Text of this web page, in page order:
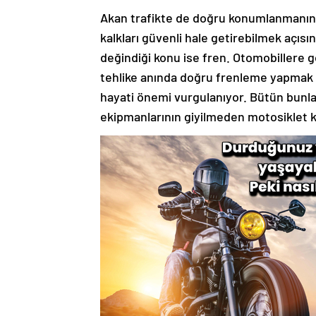
Akan trafikte de doğru
kalkları güvenli hale getirebilmek
değindiği konu ise fren. Otomobillere
tehlike anında doğru frenleme yapmak
hayati önemi vurgulanıyor. Bütün
ekipmanlarının giyilmeden motosiklet